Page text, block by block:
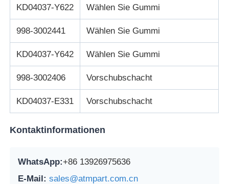
KD04037-Y622 Wählen Sie Gummi
998-3002441 Wählen Sie Gummi
KD04037-Y642 Wählen Sie Gummi
998-3002406 Vorschubschacht
KD04037-E331 Vorschubschacht
Kontaktinformationen
WhatsApp:+86 13926975636
E-Mail: sales@atmpart.com.cn